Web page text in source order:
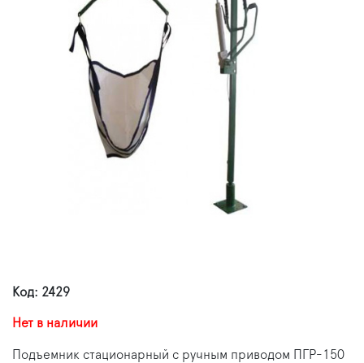
Код: 2429
Нет в наличии
Подъемник стационарный с ручным приводом ПГР-150